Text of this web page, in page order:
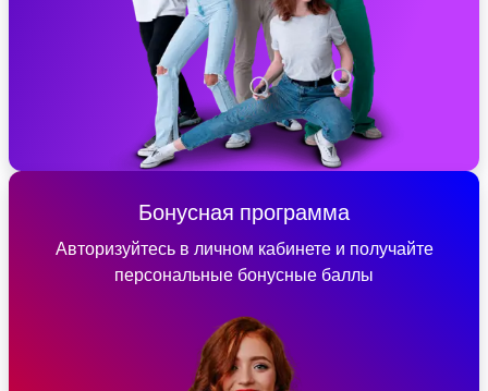
Бонусная программа
Авторизуйтесь в личном кабинете и получайте
персональные бонусные баллы